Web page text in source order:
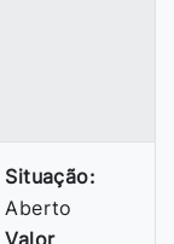
Situação:
Aberto